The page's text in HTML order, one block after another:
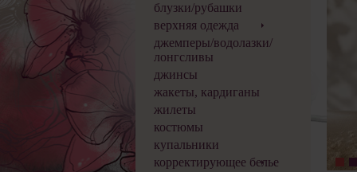
блузки/рубашки
верхняя одежда
джемперы/водолазки/
лонгсливы
джинсы
жакеты, кардиганы
жилеты
костюмы
купальники
корректирующее белье